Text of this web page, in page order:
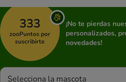
333
zooPuntos por
suscribirte
¡No te pierdas
personalizados,
novedades!
Selecciona la mascota